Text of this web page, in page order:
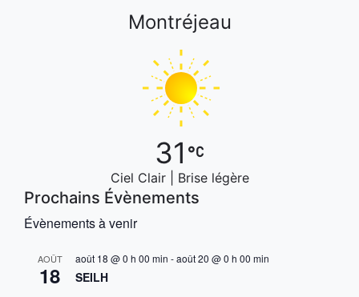
Montréjeau
31
Ciel Clair | Brise légère
Prochains Évènements
Évènements à venir
AOÛT
18
août 18 @ 0 h 00 min -août 20 @ 0 h 00 min
SEILH